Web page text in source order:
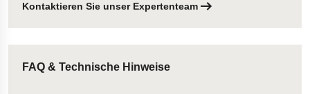
Kontaktieren Sie unser Expertenteam
FAQ & Technische Hinweise